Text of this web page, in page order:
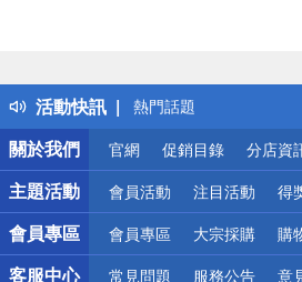
活動快訊
得獎公告
熱門話題
銀行優惠
偏遠地區配送
詐騙網頁！請小心！
關於我們
官網 促銷目錄 分店資
主題活動 會員活動 注目活動 得
會員專區 會員專區 大宗採購 購
客服中心 常見問題 服務公告 意